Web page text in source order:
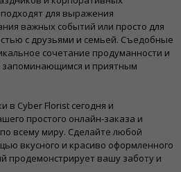
для выражения
важных событий или просто для
с друзьями и семьей. Съедобные
сочетание продуманности и
запоминающимся и приятным
в Cyber ​​Florist сегодня и
простого онлайн-заказа и
всему миру. Сделайте любой
вкусного и красиво оформленного
продемонстрирует вашу заботу и